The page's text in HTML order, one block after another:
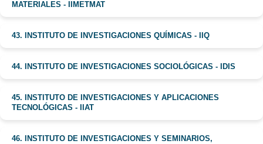
MATERIALES - IIMETMAT
43. INSTITUTO DE INVESTIGACIONES QUÍMICAS - IIQ
44. INSTITUTO DE INVESTIGACIONES SOCIOLÓGICAS - IDIS
45. INSTITUTO DE INVESTIGACIONES Y APLICACIONES
TECNOLÓGICAS - IIAT
46. INSTITUTO DE INVESTIGACIONES Y SEMINARIOS,